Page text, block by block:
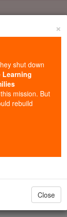
povo santo
bem como o
×
shut down
Learning
mission. But
rebuild
Close